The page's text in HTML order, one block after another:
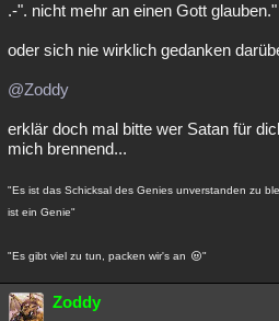
.-". nicht mehr an einen Gott glauben."
oder sich nie wirklich gedanken
@Zoddy
erklär doch mal bitte wer Satan für
mich brennend...
"Es ist das Schicksal des Genies unverstanden zu
ist ein Genie"
"Es gibt viel zu tun, packen wir's an "
Zoddy